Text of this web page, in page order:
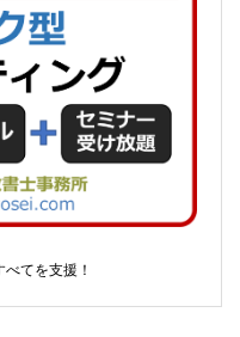
てを支援！